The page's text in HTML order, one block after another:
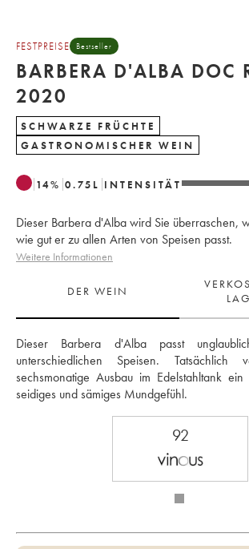
FESTPREISE Bestseller
BARBERA D'ALBA DOC
2020
SCHWARZE FRÜCHTE
GASTRONOMISCHER WEIN
14% 0.75 L INTENSITÄT
Dieser Barbera d'Alba wird Sie überraschen,
wie gut er zu allen Arten von Speisen passt.
Weitere Informationen
DER WEIN
Dieser Barbera d'Alba passt
unterschiedlichen Speisen.
sechsmonatige Ausbau im Edelstahltank
seidiges und sämiges Mundgefühl.
92